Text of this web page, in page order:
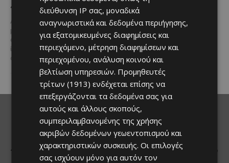
προς το μέλλον
Λίγες αυτοκινητοβιομηχανίες
μπορούν να ισχυριστούν ότι το
όνομά τους έγινε συνώνυμο της
ίδιας της ιστορίας του
αυτοκινήτου. Η...
πεποίθηση ότι ο τουρισμός
σημαντικότερες βιομηχανίες της
Κύπρου και διαχρονικά...
διεύθυνση IP σας, μοναδικά
αναγνωριστικά και δεδομένα περιήγησης,
για εξατομικευμένες διαφημίσεις και
περιεχόμενο, μέτρηση διαφημίσεων και
περιεχομένου, ανάλυση κοινού και
βελτίωση υπηρεσιών. Προμηθευτές
τρίτων (1913) ενδέχεται επίσης να
επεξεργάζονται τα δεδομένα σας για
αυτούς και άλλους σκοπούς,
συμπεριλαμβανομένης της χρήσης
ακριβών δεδομένων γεωεντοπισμού και
χαρακτηριστικών συσκευής. Οι επιλογές
σας ισχύουν μόνο για αυτόν τον